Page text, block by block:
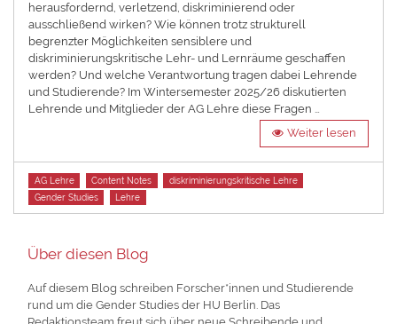
herausfordernd, verletzend, diskriminierend oder
ausschließend wirken? Wie können trotz strukturell
begrenzter Möglichkeiten sensiblere und
diskriminierungskritische Lehr- und Lernräume geschaffen
werden? Und welche Verantwortung tragen dabei Lehrende
und Studierende? Im Wintersemester 2025/26 diskutierten
Lehrende und Mitglieder der AG Lehre diese Fragen …
Weiter lesen
Tags
AG Lehre Content Notes
diskriminierungskritische Lehre
Gender Studies
Lehre
Über diesen Blog
Auf diesem Blog schreiben Forscher*innen und Studierende
rund um die Gender Studies der HU Berlin. Das